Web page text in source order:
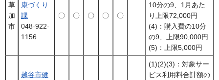
草
加
市
康づくり
課
048-922-
1156
〇 〇 〇 〇 〇
10分の9、1月あた
り上限72,000円
(4)：購入費の10分
の9、上限90,000円
(5)：上限5,000円
越谷市健
(1)(2)(3)：対象サー
ビス利用料合計額の